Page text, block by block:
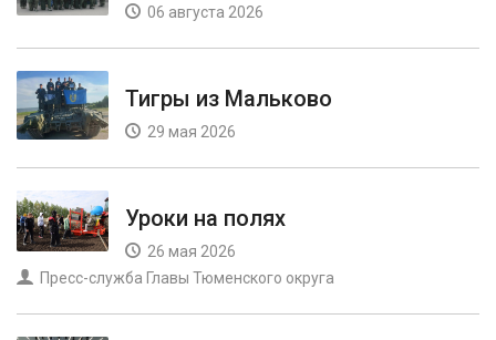
06 августа 2026
Тигры из Мальково
29 мая 2026
Уроки на полях
26 мая 2026
Пресс-служба Главы Тюменского округа